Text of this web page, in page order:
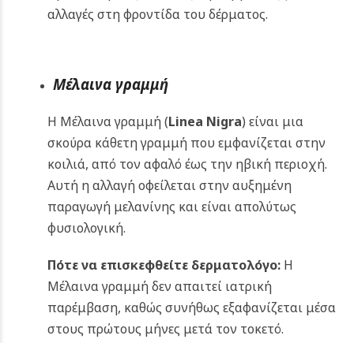
αλλαγές στη φροντίδα του δέρματος.
Μέλαινα γραμμή
Η Μέλαινα γραμμή (Linea Nigra) είναι μια
σκούρα κάθετη γραμμή που εμφανίζεται στην
κοιλιά, από τον αφαλό έως την ηβική περιοχή.
Αυτή η αλλαγή οφείλεται στην αυξημένη
παραγωγή μελανίνης και είναι απολύτως
φυσιολογική.
Πότε να επισκεφθείτε δερματολόγο: Η
Μέλαινα γραμμή δεν απαιτεί ιατρική
παρέμβαση, καθώς συνήθως εξαφανίζεται μέσα
στους πρώτους μήνες μετά τον τοκετό.